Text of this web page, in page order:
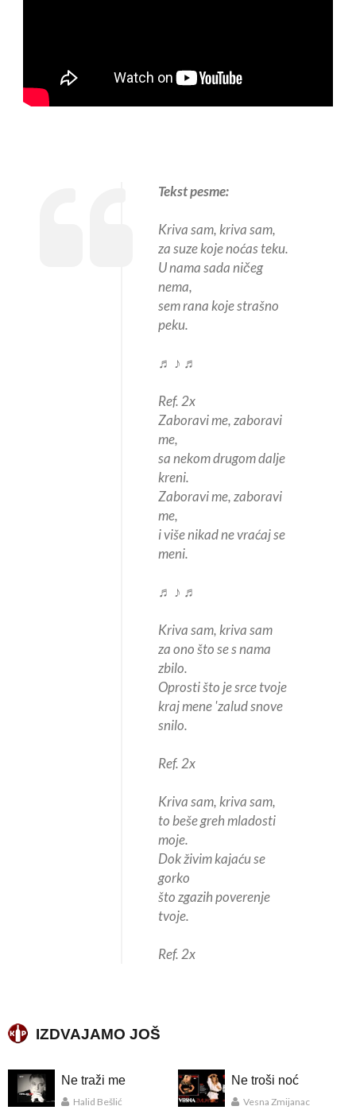
Tekst pesme:
Kriva sam, kriva sam,
za suze koje noćas teku.
U nama sada ničeg
nema,
sem rana koje strašno
peku.
♬ ♪ ♬
Ref. 2x
Zaboravi me, zaboravi
me,
sa nekom drugom dalje
kreni.
Zaboravi me, zaboravi
me,
i više nikad ne vraćaj se
meni.
♬ ♪ ♬
Kriva sam, kriva sam
za ono što se s nama
zbilo.
Oprosti što je srce tvoje
kraj mene 'zalud snove
snilo.
Ref. 2x
Kriva sam, kriva sam,
to beše greh mladosti
moje.
Dok živim kajaću se
gorko
što zgazih poverenje
tvoje.
Ref. 2x
IZDVAJAMO JOŠ
Ne traži me
Halid Bešlić
Ne troši noć
Vesna Zmijanac